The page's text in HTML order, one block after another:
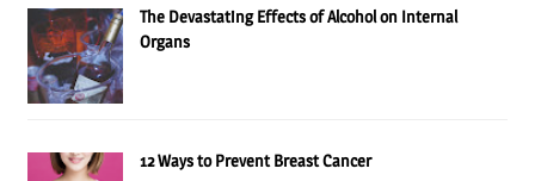
The Devastating Effects of Alcohol on Internal
Organs
12 Ways to Prevent Breast Cancer